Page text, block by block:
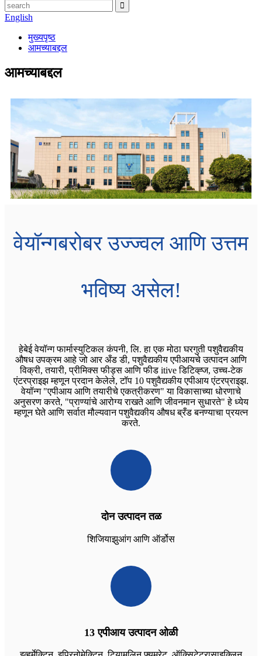
English
मुख्यपृष्ठ
आमच्याबद्दल
आमच्याबद्दल
वेयॉन्गबरोबर उज्ज्वल आणि उत्तम
भविष्य असेल!
हेबेई वेयॉन्ग फार्मास्युटिकल कंपनी, लि. हा एक मोठा घरगुती पशुवैद्यकीय
औषध उपक्रम आहे जो आर अँड डी, पशुवैद्यकीय एपीआयचे उत्पादन आणि
विक्री, तयारी, प्रीमिक्स फीड्स आणि फीड itive डिटिव्ह्ज, उच्च-टेक
एंटरप्राइझ म्हणून प्रदान केलेले, टॉप 10 पशुवैद्यकीय एपीआय एंटरप्राइझ.
वेयॉन्ग "एपीआय आणि तयारीचे एकत्रीकरण" या विकासाच्या धोरणाचे
अनुसरण करते, "प्राण्यांचे आरोग्य राखते आणि जीवनमान सुधारते" हे ध्येय
म्हणून घेते आणि सर्वात मौल्यवान पशुवैद्यकीय औषध ब्रँड बनण्याचा प्रयत्न
करते.
दोन उत्पादन तळ
शिजियाझुआंग आणि ऑर्डोस
13 एपीआय उत्पादन ओळी